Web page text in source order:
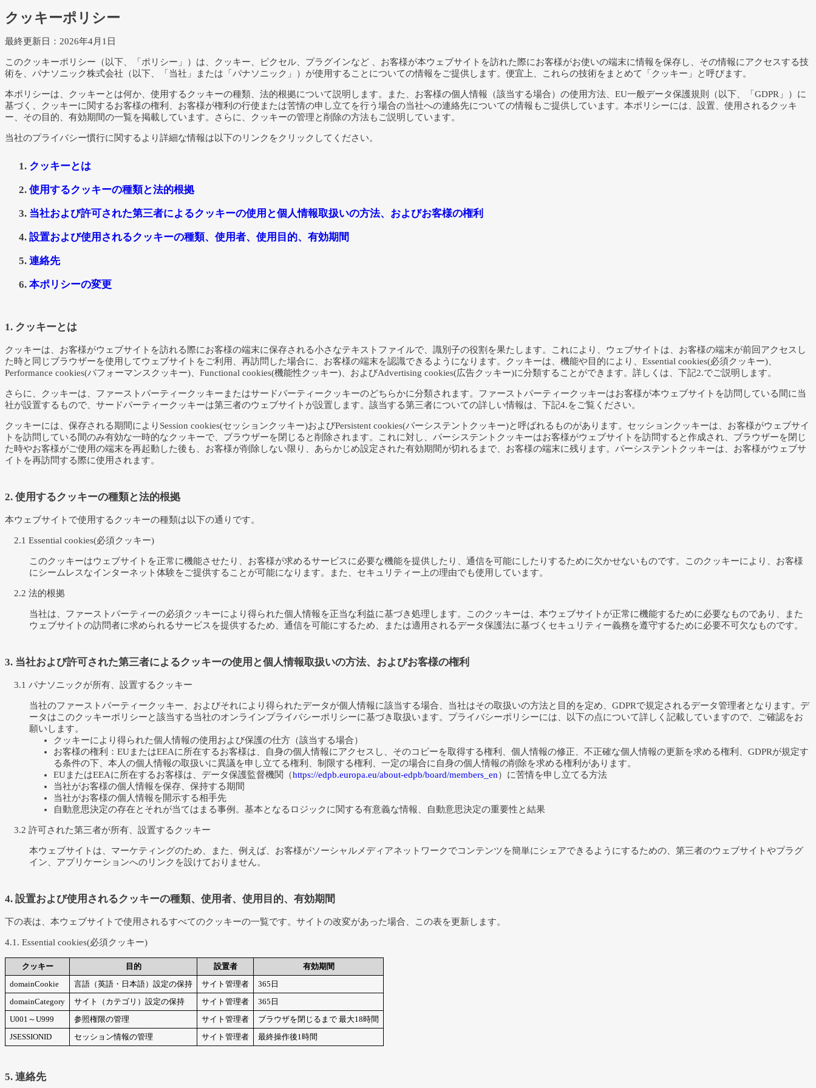
クッキーポリシー
最終更新日：2026年4月1日
このクッキーポリシー（以下、「ポリシー」）は、クッキー、ピクセル、プラグインなど 、お客様が本ウェブサイトを訪れた際にお客様がお使いの端末に情報を保存し、その情報にアクセスする技
術を、パナソニック株式会社（以下、「当社」または「パナソニック」）が使用することについての情報をご提供します。便宜上、これらの技術をまとめて「クッキー」と呼びます。
本ポリシーは、クッキーとは何か、使用するクッキーの種類、法的根拠について説明します。また、お客様の個人情報（該当する場合）の使用方法、EU一般データ保護規則（以下、「GDPR」）に
基づく、クッキーに関するお客様の権利、お客様が権利の行使または苦情の申し立てを行う場合の当社への連絡先についての情報もご提供しています。本ポリシーには、設置、使用されるクッキ
ー、その目的、有効期間の一覧を掲載しています。さらに、クッキーの管理と削除の方法もご説明しています。
当社のプライバシー慣行に関するより詳細な情報は以下のリンクをクリックしてください。
クッキーとは
使用するクッキーの種類と法的根拠
当社および許可された第三者によるクッキーの使用と個人情報取扱いの方法、およびお客様の権利
設置および使用されるクッキーの種類、使用者、使用目的、有効期間
連絡先
本ポリシーの変更
1. クッキーとは
クッキーは、お客様がウェブサイトを訪れる際にお客様の端末に保存される小さなテキストファイルで、識別子の役割を果たします。これにより、ウェブサイトは、お客様の端末が前回アクセスし
た時と同じブラウザーを使用してウェブサイトをご利用、再訪問した場合に、お客様の端末を認識できるようになります。クッキーは、機能や目的により、Essential cookies(必須クッキー)、
Performance cookies(パフォーマンスクッキー)、Functional cookies(機能性クッキー)、およびAdvertising cookies(広告クッキー)に分類することができます。詳しくは、下記2.でご説明します。
さらに、クッキーは、ファーストパーティークッキーまたはサードパーティークッキーのどちらかに分類されます。ファーストパーティークッキーはお客様が本ウェブサイトを訪問している間に当
社が設置するもので、サードパーティークッキーは第三者のウェブサイトが設置します。該当する第三者についての詳しい情報は、下記4.をご覧ください。
クッキーには、保存される期間によりSession cookies(セッションクッキー)およびPersistent cookies(パーシステントクッキー)と呼ばれるものがあります。セッションクッキーは、お客様がウェブサイ
トを訪問している間のみ有効な一時的なクッキーで、ブラウザーを閉じると削除されます。これに対し、パーシステントクッキーはお客様がウェブサイトを訪問すると作成され、ブラウザーを閉じ
た時やお客様がご使用の端末を再起動した後も、お客様が削除しない限り、あらかじめ設定された有効期間が切れるまで、お客様の端末に残ります。パーシステントクッキーは、お客様がウェブサ
イトを再訪問する際に使用されます。
2. 使用するクッキーの種類と法的根拠
本ウェブサイトで使用するクッキーの種類は以下の通りです。
2.1 Essential cookies(必須クッキー)
このクッキーはウェブサイトを正常に機能させたり、お客様が求めるサービスに必要な機能を提供したり、通信を可能にしたりするために欠かせないものです。このクッキーにより、お客様
にシームレスなインターネット体験をご提供することが可能になります。また、セキュリティー上の理由でも使用しています。
2.2 法的根拠
当社は、ファーストパーティーの必須クッキーにより得られた個人情報を正当な利益に基づき処理します。このクッキーは、本ウェブサイトが正常に機能するために必要なものであり、また
ウェブサイトの訪問者に求められるサービスを提供するため、通信を可能にするため、または適用されるデータ保護法に基づくセキュリティー義務を遵守するために必要不可欠なものです。
3. 当社および許可された第三者によるクッキーの使用と個人情報取扱いの方法、およびお客様の権利
3.1 パナソニックが所有、設置するクッキー
当社のファーストパーティークッキー、およびそれにより得られたデータが個人情報に該当する場合、当社はその取扱いの方法と目的を定め、GDPRで規定されるデータ管理者となります。デ
ータはこのクッキーポリシーと該当する当社のオンラインプライバシーポリシーに基づき取扱います。プライバシーポリシーには、以下の点について詳しく記載していますので、ご確認をお
願いします。
クッキーにより得られた個人情報の使用および保護の仕方（該当する場合）
お客様の権利：EUまたはEEAに所在するお客様は、自身の個人情報にアクセスし、そのコピーを取得する権利、個人情報の修正、不正確な個人情報の更新を求める権利、GDPRが規定す
る条件の下、本人の個人情報の取扱いに異議を申し立てる権利、制限する権利、一定の場合に自身の個人情報の削除を求める権利があります。
EUまたはEEAに所在するお客様は、データ保護監督機関（https://edpb.europa.eu/about-edpb/board/members_en）に苦情を申し立てる方法
当社がお客様の個人情報を保存、保持する期間
当社がお客様の個人情報を開示する相手先
自動意思決定の存在とそれが当てはまる事例。基本となるロジックに関する有意義な情報、自動意思決定の重要性と結果
3.2 許可された第三者が所有、設置するクッキー
本ウェブサイトは、マーケティングのため、また、例えば、お客様がソーシャルメディアネットワークでコンテンツを簡単にシェアできるようにするための、第三者のウェブサイトやプラグ
イン、アプリケーションへのリンクを設けておりません。
4. 設置および使用されるクッキーの種類、使用者、使用目的、有効期間
下の表は、本ウェブサイトで使用されるすべてのクッキーの一覧です。サイトの改変があった場合、この表を更新します。
4.1. Essential cookies(必須クッキー)
クッキー 目的 設置者
有効期間
domainCookie
言語（英語・日本語）設定の保持 サイト管理者
365日
domainCategory
サイト（カテゴリ）設定の保持 サイト管理者
365日
U001～U999
参照権限の管理 サイト管理者
ブラウザを閉じるまで 最大18時間
JSESSIONID
セッション情報の管理 サイト管理者 最終操作後1時間
5. 連絡先